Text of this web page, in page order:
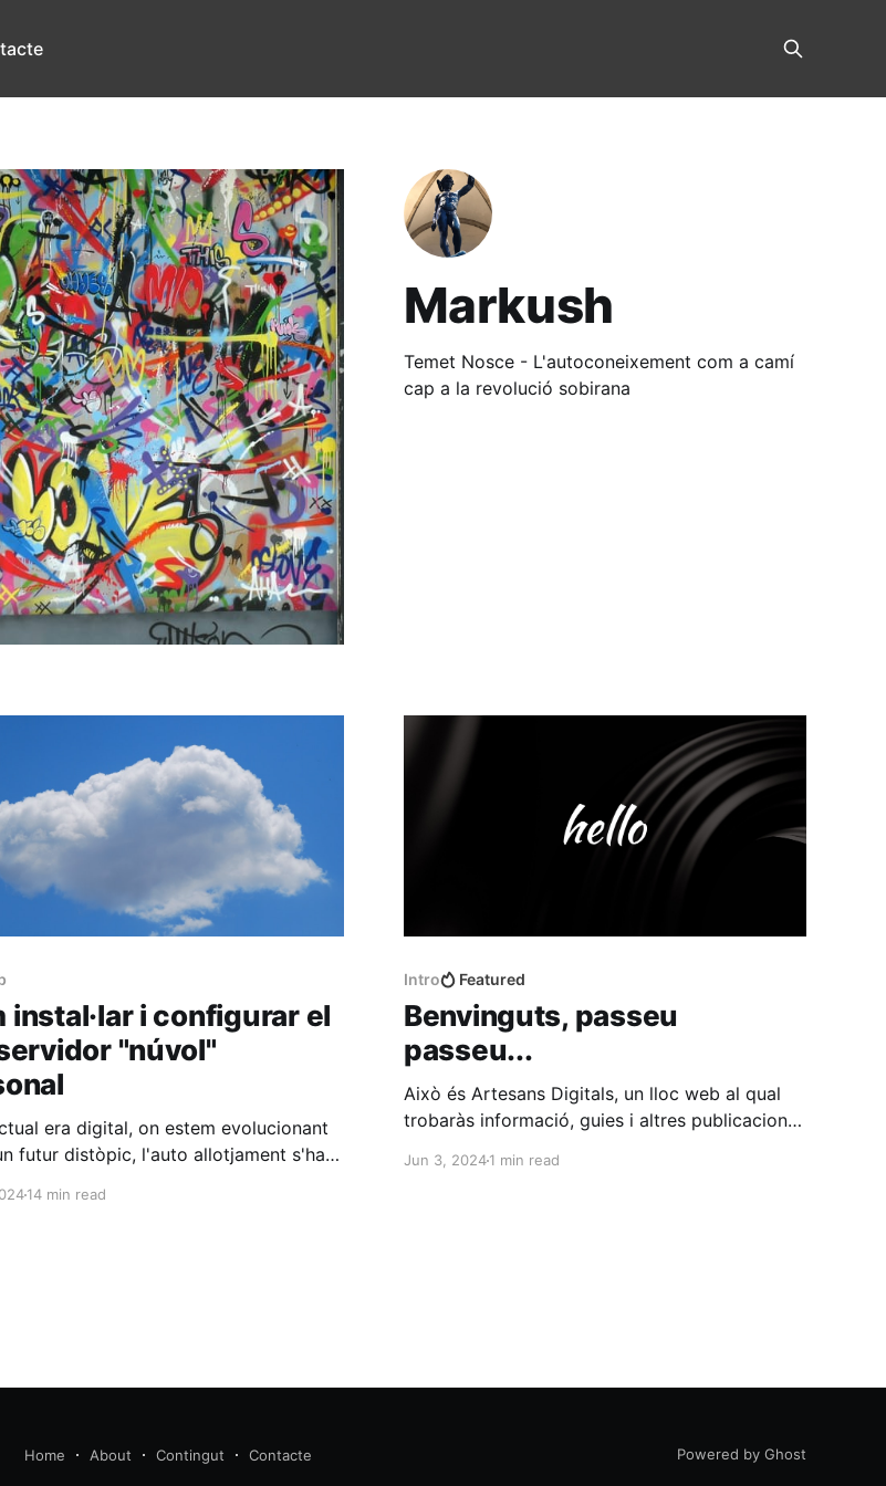
Markush
Temet Nosce - L'autoconeixement com a camí
cap a la revolució sobirana
instal·lar i configurar el
"núvol"
era digital, on estem evolucionant
futur distòpic, l'auto allotjament s'ha
per què cauen les fulles.
14 min read
Intro Featured
Benvinguts, passeu
passeu...
Això és Artesans Digitals, un lloc web al qual
trobaràs informació, guies i altres publicacions
programari lliure, com fer una millor gestió dels
Jun 3, 20241 min read
Home About Contingut Contacte Powered by Ghost